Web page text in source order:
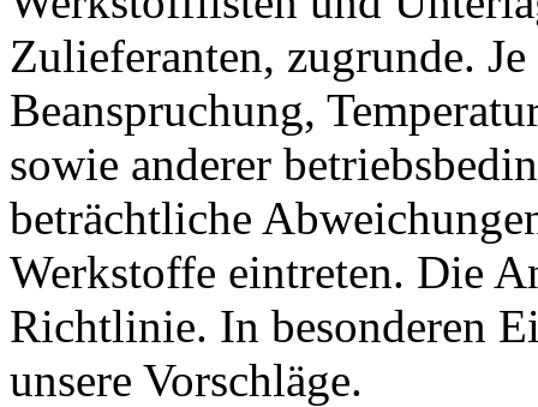
Zulieferanten, zugrunde.
Beanspruchung,
sowie anderer
beträchtliche
Werkstoffe eintreten. Die
Richtlinie. In besonderen
unsere Vorschläge.